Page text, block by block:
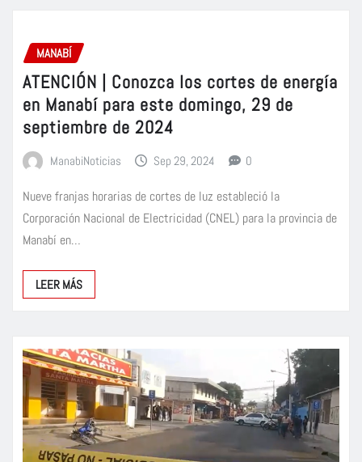
MANABÍ
ATENCIÓN | Conozca los cortes de energía
en Manabí para este domingo, 29 de
septiembre de 2024
ManabiNoticias Sep 29, 2024 0
Nueve franjas horarias de cortes de luz estableció la
Corporación Nacional de Electricidad (CNEL) para la provincia de
Manabí en…
LEER MÁS